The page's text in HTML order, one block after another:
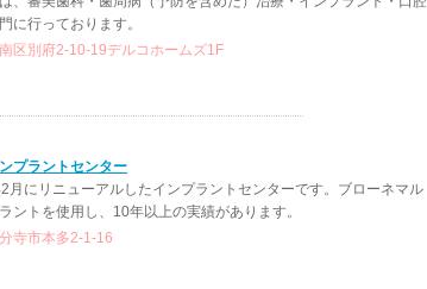
に行っております。
区別府2-10-19デルコホームズ1F
プラントセンター
月にリニューアルしたインプラントセンターです。ブローネマル
ントを使用し、10年以上の実績があります。
寺市本多2-1-16